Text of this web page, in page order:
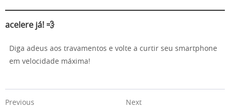
acelere já! 💨
Diga adeus aos travamentos e volte a curtir seu smartphone
em velocidade máxima!
Previous Next